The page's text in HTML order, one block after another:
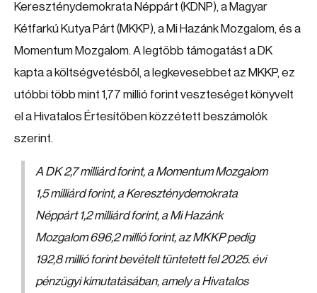
Kereszténydemokrata Néppárt (KDNP), a Magyar
Kétfarkú Kutya Párt (MKKP), a Mi Hazánk Mozgalom, és a
Momentum Mozgalom. A legtöbb támogatást a DK
kapta a költségvetésből, a legkevesebbet az MKKP, ez
utóbbi több mint 1,77 millió forint veszteséget könyvelt
el a Hivatalos Értesítőben közzétett beszámolók
szerint.
A DK 2,7 milliárd forint, a Momentum Mozgalom
1,5 milliárd forint, a Kereszténydemokrata
Néppárt 1,2 milliárd forint, a Mi Hazánk
Mozgalom 696,2 millió forint, az MKKP pedig
192,8 millió forint bevételt tüntetett fel 2025. évi
pénzügyi kimutatásában, amely a Hivatalos